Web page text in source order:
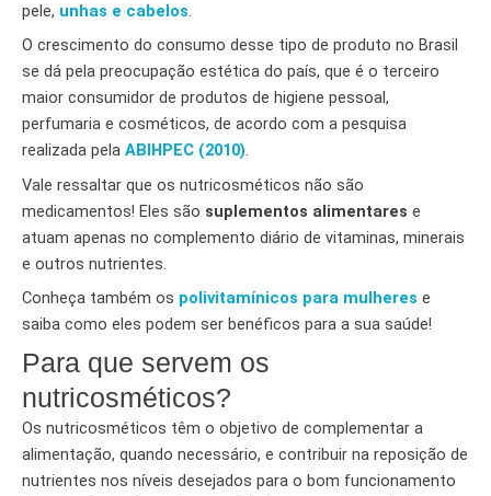
pele, unhas e cabelos.
O crescimento do consumo desse tipo de produto no Brasil
se dá pela preocupação estética do país, que é o terceiro
maior consumidor de produtos de higiene pessoal,
perfumaria e cosméticos, de acordo com a pesquisa
realizada pela ABIHPEC (2010).
Vale ressaltar que os nutricosméticos não são
medicamentos! Eles são suplementos alimentares e
atuam apenas no complemento diário de vitaminas, minerais
e outros nutrientes.
Conheça também os polivitamínicos para mulheres e
saiba como eles podem ser benéficos para a sua saúde!
Para que servem os
nutricosméticos?
Os nutricosméticos têm o objetivo de complementar a
alimentação, quando necessário, e contribuir na reposição de
nutrientes nos níveis desejados para o bom funcionamento